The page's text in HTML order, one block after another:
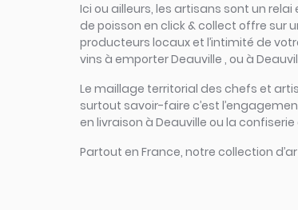
Ici ou ailleurs, les artisans sont un
de poisson en click & collect offre sur
producteurs locaux et l’intimité de
vins à emporter Deauville , ou à
Le maillage territorial des chefs et
surtout savoir-faire c’est
en livraison à Deauville ou la
Partout en France, notre collection